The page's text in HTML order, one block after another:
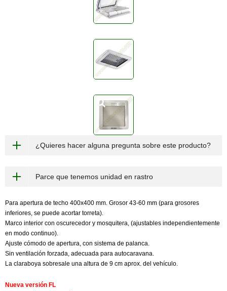
¿Quieres hacer alguna pregunta sobre este producto?
Parce que tenemos unidad en rastro
Para apertura de techo 400x400 mm. Grosor 43-60 mm (para grosores
inferiores, se puede acortar torreta).
Marco interior con oscurecedor y mosquitera, (ajustables independientemente
en modo continuo).
Ajuste cómodo de apertura, con sistema de palanca.
Sin ventilación forzada, adecuada para autocaravana.
La claraboya sobresale una altura de 9 cm aprox. del vehículo.
Nueva versión FL